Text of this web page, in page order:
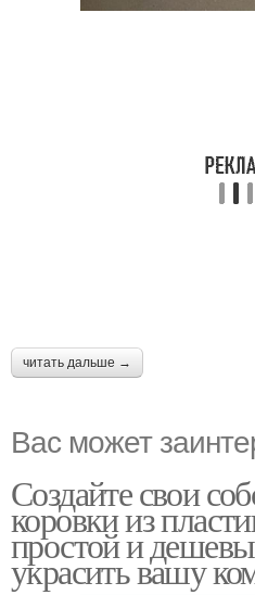
читать дальше →
Вас может
Создайте свои
коровки из
простой и
украсить вашу